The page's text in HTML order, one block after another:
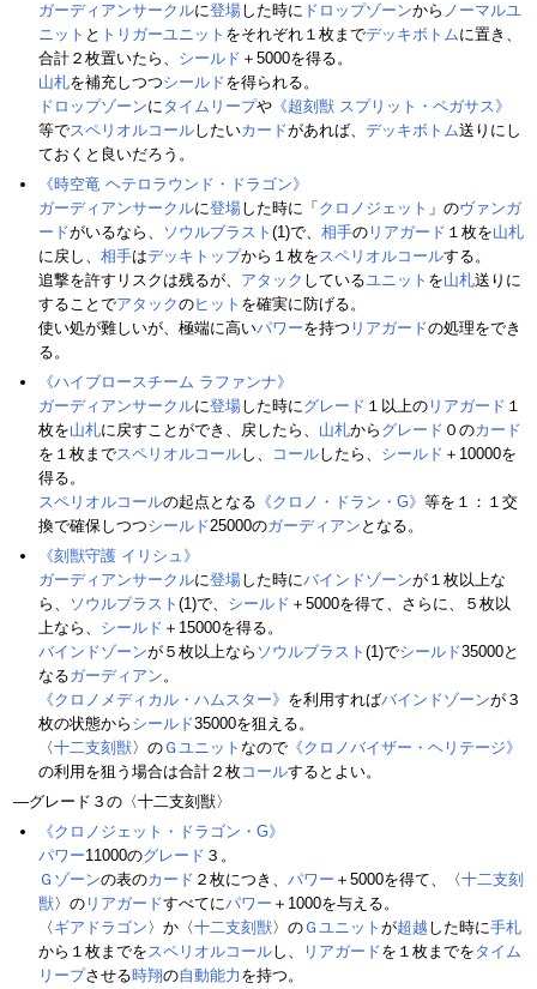
ガーディアンサークルに登場した時に ドロップゾーンから ノーマルユ
ニット と トリガーユニット をそれぞれ１枚までデッキボトムに置き、
合計２枚置いたら、 シールド ＋5000を得る。
山札を補充しつつシールドを得られる。
ドロップゾーンにタイムリープや 《超刻獣 スプリット・ペガサス》
等でスペリオルコールしたいカードがあれば、 デッキボトム送りにし
ておくと良いだろう。
《時空竜 ヘテロラウンド・ドラゴン》
ガーディアンサークルに登場した時に「 クロノジェット 」のヴァンガ
ードがいるなら、 ソウルブラスト (1)で、 相手の リアガード １枚を山札
に戻し、 相手はデッキトップから１枚をスペリオルコールする。
追撃を許すリスクは残るが、 アタック しているユニット を山札送りに
することでアタックのヒット を確実に防げる。
使い処が難しいが、極端に高いパワーを持つ リアガードの処理をでき
る。
《ハイブロースチーム ラファンナ》
ガーディアンサークルに登場した時にグレード １以上の リアガード １
枚を山札に戻すことができ、戻したら、 山札から グレード ０のカード
を１枚までスペリオルコールし、 コールしたら、 シールド ＋10000を
得る。
スペリオルコールの起点となる 《クロノ・ドラン・G》 等を１：１交
換で確保しつつシールド25000のガーディアン となる。
《刻獣守護 イリシュ》
ガーディアンサークルに登場した時にバインドゾーンが１枚以上な
ら、
ソウルブラスト (1)で、 シールド ＋5000を得て、さらに、５枚以
上なら、 シールド ＋15000を得る。
バインドゾーンが５枚以上なら ソウルブラスト (1)でシールド35000と
なるガーディアン。
《クロノメディカル・ハムスター》 を利用すればバインドゾーンが３
枚の状態から シールド35000を狙える。
〈十二支刻獣〉の Ｇユニット なので 《クロノバイザー・ヘリテージ》
の利用を狙う場合は合計２枚コールするとよい。
―グレード３の〈十二支刻獣〉
《クロノジェット・ドラゴン・G》
パワー11000のグレード ３。
Ｇゾーンの表のカード ２枚につき、 パワー ＋5000を得て、〈十二支刻
獣〉の リアガードすべてにパワー ＋1000を与える。
〈 ギアドラゴン 〉か〈十二支刻獣〉の Ｇユニット が超越 した時に手札
から１枚までをスペリオルコールし、 リアガードを１枚までをタイム
リープさせる時翔の自動能力 を持つ。